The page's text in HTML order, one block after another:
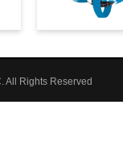
All Rights Reserved